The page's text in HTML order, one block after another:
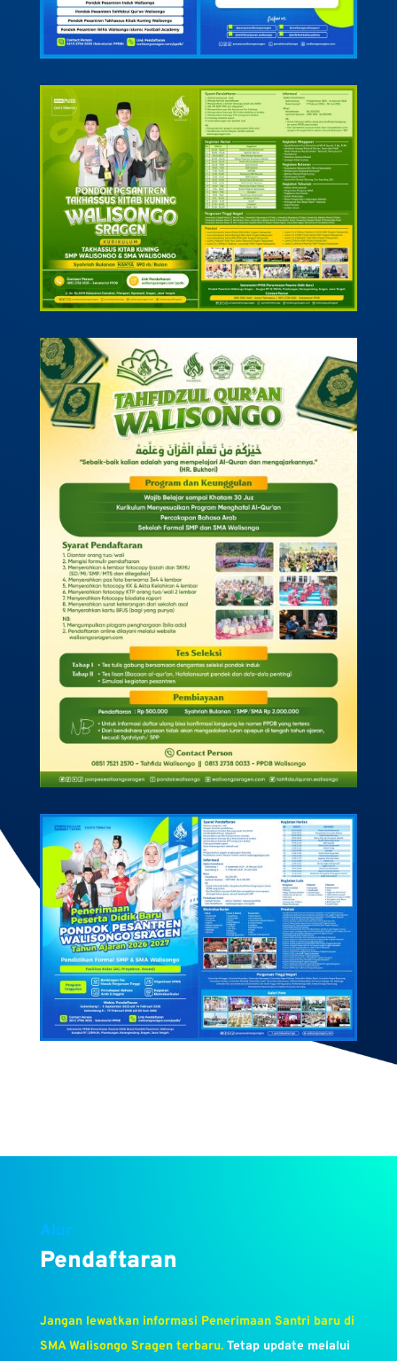
Alur
Pendaftaran
Jangan lewatkan informasi Penerimaan Santri baru di
SMA Walisongo Sragen terbaru.Tetap update melalui